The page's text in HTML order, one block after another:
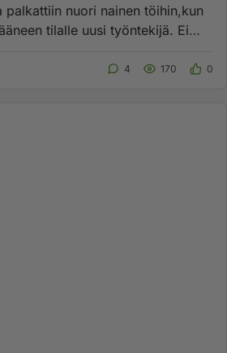
palkattiin nuori nainen töihin,kun
tilalle uusi työntekijä. Ei
4 170 0